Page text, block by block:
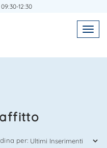
12:30
Toggle
per:
La Sovrana